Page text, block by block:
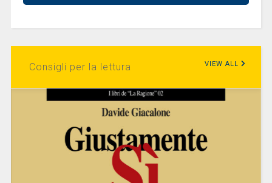
Consigli per la lettura VIEW ALL